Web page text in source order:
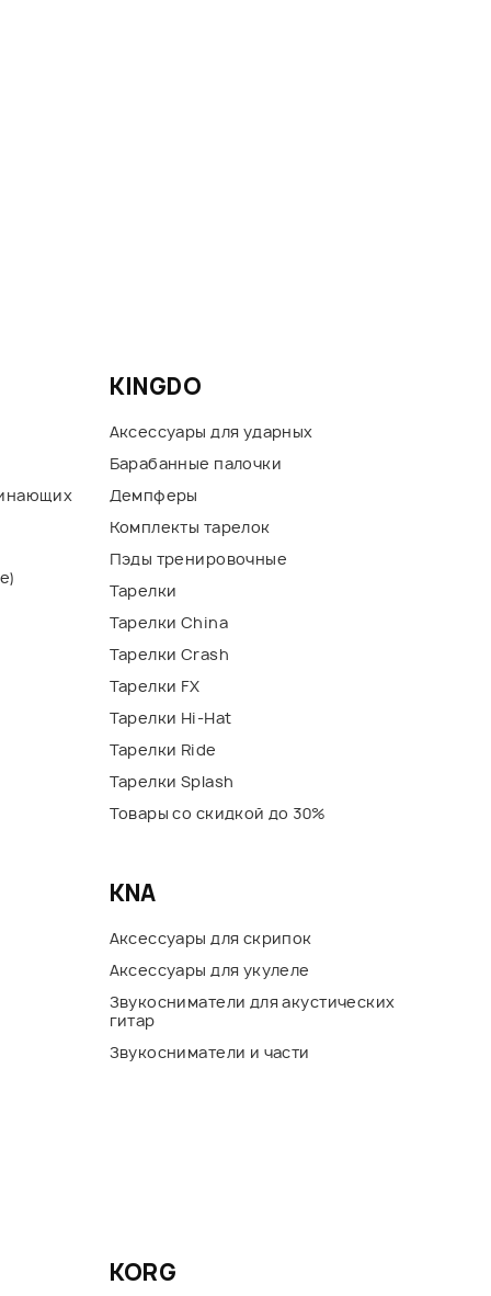
KINGDO
Аксессуары для ударных
Барабанные палочки
Демпферы
Комплекты тарелок
Пэды тренировочные
Тарелки
Тарелки China
Тарелки Crash
Тарелки FX
Тарелки Hi-Hat
Тарелки Ride
Тарелки Splash
Товары со скидкой до 30%
KNA
Аксессуары для скрипок
Аксессуары для укулеле
Звукосниматели для акустических
гитар
Звукосниматели и части
KORG